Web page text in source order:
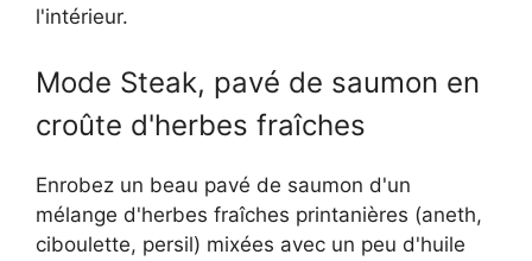
l'intérieur.
Mode Steak, pavé de saumon en
croûte d'herbes fraîches
Enrobez un beau pavé de saumon d'un
mélange d'herbes fraîches printanières (aneth,
ciboulette, persil) mixées avec un peu d'huile